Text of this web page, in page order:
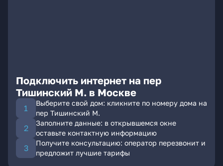
Подключить интернет на пер
Тишинский М. в Москве
Выберите свой дом: кликните по номеру дома на
пер Тишинский М.
Заполните данные: в открывшемся окне
оставьте контактную информацию
Получите консультацию: оператор перезвонит и
предложит лучшие тарифы